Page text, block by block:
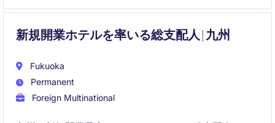
新規開業ホテルを率いる総支配人 | 九州
Fukuoka
Permanent
Foreign Multinational